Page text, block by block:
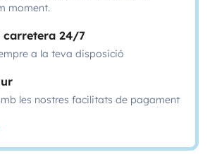
moment.
carretera 24/7
a la teva disposició
les nostres facilitats de pagament